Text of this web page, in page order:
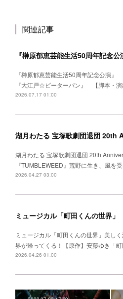
関連記事
『榊原郁恵芸能生活50周年記念公
『榊原郁恵芸能生活50周年記念公演』
『大江戸☆ピーターパン』 【脚本・
2026.07.17 01:00
湖月わたる 宝塚歌劇団退団 20th
『TUMBLEWEED』荒野に生き、風を
2026.04.27 03:00
ミュージカル「町田くんの世界」
ミュージカル「町田くんの世界」美し
界が帰ってくる！【原作】安藤ゆき「
2026.04.26 01:00